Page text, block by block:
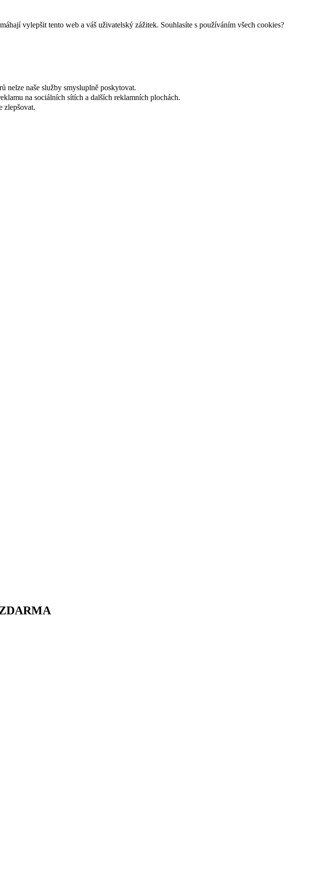
vylepšit tento web a váš uživatelský zážitek. Souhlasíte s používáním všech cookies?
nelze naše služby smysluplně poskytovat.
na sociálních sítích a dalších reklamních plochách.
zlepšovat.